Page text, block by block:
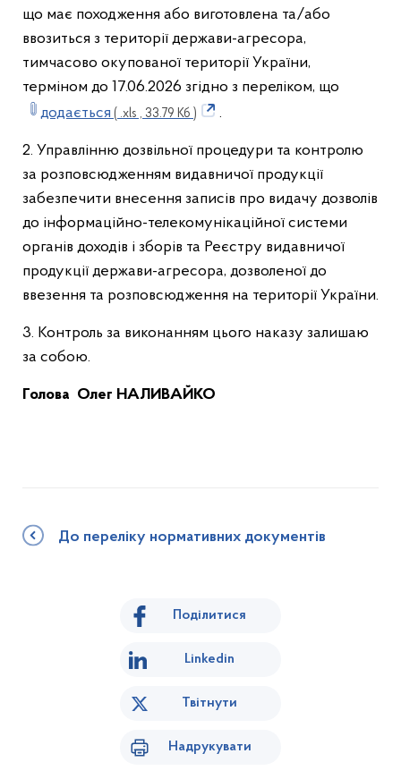
що має походження або виготовлена та/або
ввозиться з території держави-агресора,
тимчасово окупованої території України,
терміном до 17.06.2026 згідно з переліком, що
додається ( .xls , 33.79 Кб ) .
2. Управлінню дозвільної процедури та контролю
за розповсюдженням видавничої продукції
забезпечити внесення записів про видачу дозволів
до інформаційно-телекомунікаційної системи
органів доходів і зборів та Реєстру видавничої
продукції держави-агресора, дозволеної до
ввезення та розповсюдження на території України.
3. Контроль за виконанням цього наказу залишаю
за собою.
Голова Олег НАЛИВАЙКО
До переліку нормативних документів
Поділитися
Linkedin
Твітнути
Надрукувати